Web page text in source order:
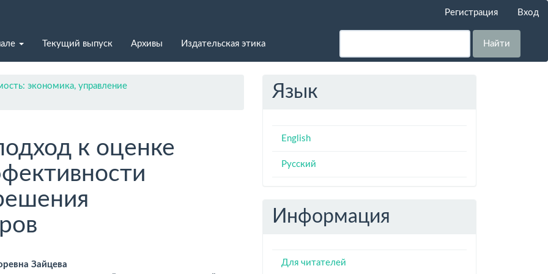
Регистрация Вход
Текущий выпуск Архивы Издательская этика Найти
экономика, управление
к оценке
Зайцева
Язык
English
Русский
Информация
Для читателей